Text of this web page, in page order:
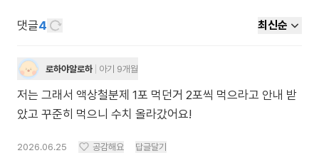
댓글4 최신순
로하야알로하 아기 9개월
저는 그래서 액상철분제 1포 먹던거 2포씩 먹으라고 안내 받
았고 꾸준히 먹으니 수치 올라갔어요!
2026.06.25 공감해요 답글달기